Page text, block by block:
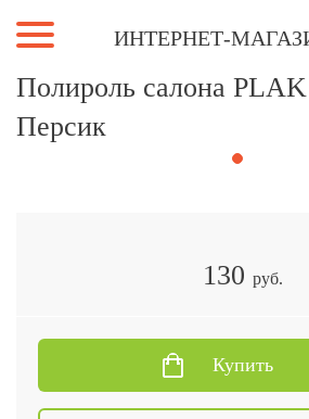
ИНТЕРНЕТ-
Полироль салона
Персик
130 руб.
Купить